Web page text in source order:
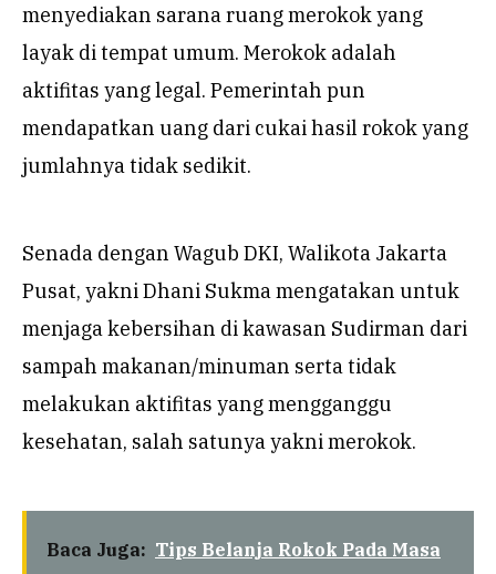
menyediakan sarana ruang merokok yang
layak di tempat umum. Merokok adalah
aktifitas yang legal. Pemerintah pun
mendapatkan uang dari cukai hasil rokok yang
jumlahnya tidak sedikit.
Senada dengan Wagub DKI, Walikota Jakarta
Pusat, yakni Dhani Sukma mengatakan untuk
menjaga kebersihan di kawasan Sudirman dari
sampah makanan/minuman serta tidak
melakukan aktifitas yang mengganggu
kesehatan, salah satunya yakni merokok.
Baca Juga: Tips Belanja Rokok Pada Masa